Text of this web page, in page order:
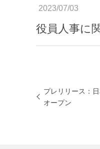
2023/07/03
役員人事に
プレリリース：
オープン